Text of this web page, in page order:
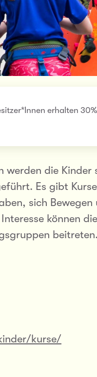
erhalten
werden die Kinder
Es gibt
sich
können
beitreten.
kurse/